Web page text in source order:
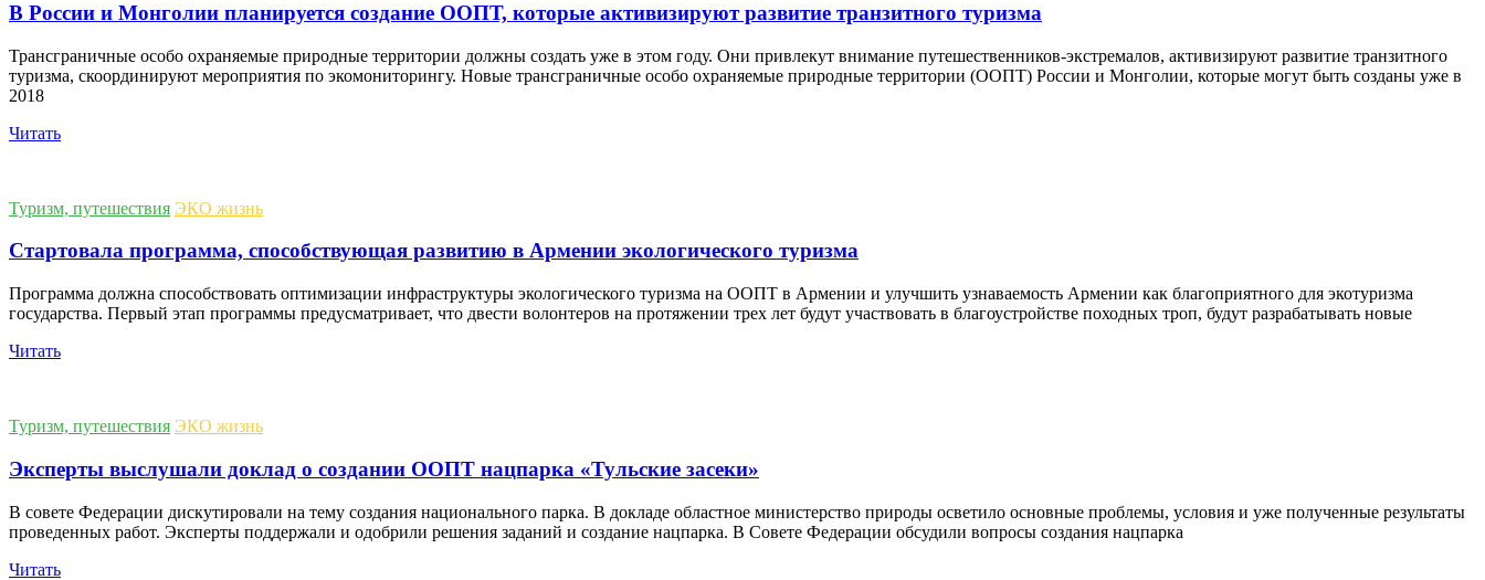
В России и Монголии планируется создание ООПТ, которые активизируют развитие транзитного туризма
Трансграничные особо охраняемые природные территории должны создать уже в этом году. Они привлекут внимание путешественников-экстремалов, активизируют развитие транзитного
туризма, скоординируют мероприятия по экомониторингу. Новые трансграничные особо охраняемые природные территории (ООПТ) России и Монголии, которые могут быть созданы уже в
2018
Читать
Туризм, путешествия ЭКО жизнь
Стартовала программа, способствующая развитию в Армении экологического туризма
Программа должна способствовать оптимизации инфраструктуры экологического туризма на ООПТ в Армении и улучшить узнаваемость Армении как благоприятного для экотуризма
государства. Первый этап программы предусматривает, что двести волонтеров на протяжении трех лет будут участвовать в благоустройстве походных троп, будут разрабатывать новые
Читать
Туризм, путешествия ЭКО жизнь
Эксперты выслушали доклад о создании ООПТ нацпарка «Тульские засеки»
В совете Федерации дискутировали на тему создания национального парка. В докладе областное министерство природы осветило основные проблемы, условия и уже полученные результаты
проведенных работ. Эксперты поддержали и одобрили решения заданий и создание нацпарка. В Совете Федерации обсудили вопросы создания нацпарка
Читать